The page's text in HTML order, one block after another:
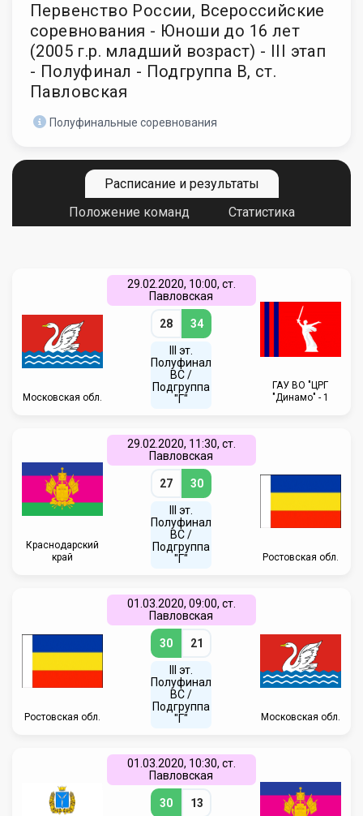
Первенство России, Всероссийские
соревнования - Юноши до 16 лет
(2005 г.р. младший возраст) - III этап
- Полуфинал - Подгруппа В, ст.
Павловская
Полуфинальные соревнования
Расписание и результаты
Положение команд
Статистика
Московская обл.
29.02.2020, 10:00, ст.
Павловская
28 34
III эт.
Полуфинал
ВC /
Подгруппа
"Г"
ГАУ ВО "ЦРГ
"Динамо" - 1
Краснодарский
край
29.02.2020, 11:30, ст.
Павловская
27 30
III эт.
Полуфинал
ВC /
Подгруппа
"Г"
Ростовская обл.
Ростовская обл.
01.03.2020, 09:00, ст.
Павловская
30 21
III эт.
Полуфинал
ВC /
Подгруппа
"Г"
Московская обл.
01.03.2020, 10:30, ст.
Павловская
30 13